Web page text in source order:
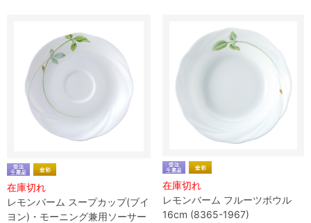
在庫切れ
レモンバーム スープカップ(ブイ
ヨン)・モーニング兼用ソーサー
在庫切れ
レモンバーム フルーツボウル
16cm (8365-1967)